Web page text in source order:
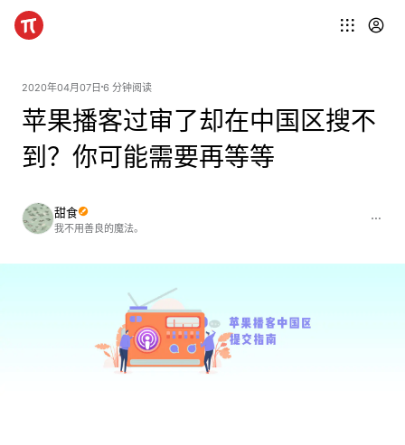
2020年04月07日 6 分钟阅读
苹果播客过审了却在中国区搜不
到？你可能需要再等等
甜食
我不用善良的魔法。